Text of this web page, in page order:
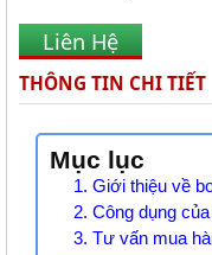
Liên Hệ
THÔNG TIN CHI TIẾT
Mục lục
1. Giới thiệu về
2. Công dụng
3. Tư vấn mua